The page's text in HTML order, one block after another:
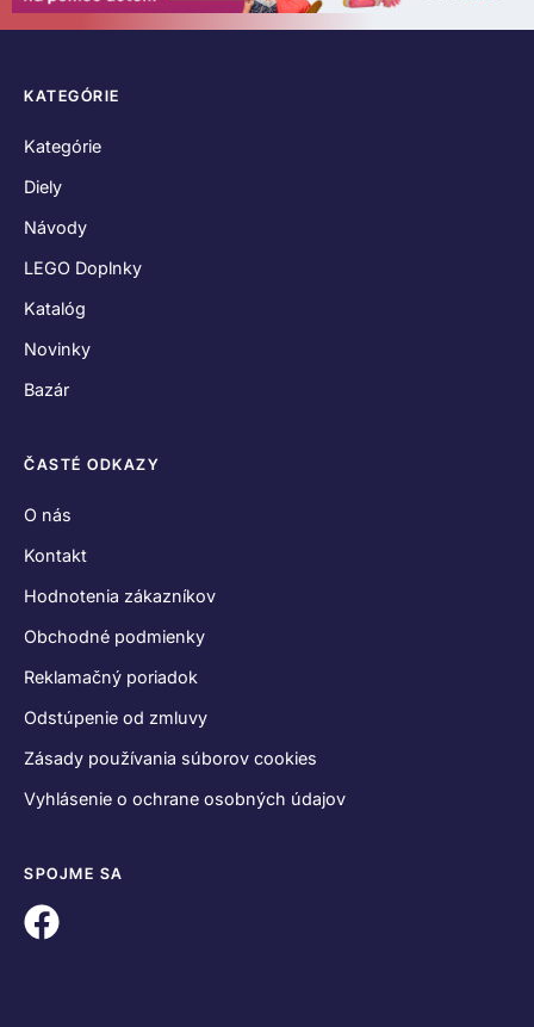
KATEGÓRIE
Kategórie
Diely
Návody
LEGO Doplnky
Katalóg
Novinky
Bazár
ČASTÉ ODKAZY
O nás
Kontakt
Hodnotenia zákazníkov
Obchodné podmienky
Reklamačný poriadok
Odstúpenie od zmluvy
Zásady používania súborov cookies
Vyhlásenie o ochrane osobných údajov
SPOJME SA